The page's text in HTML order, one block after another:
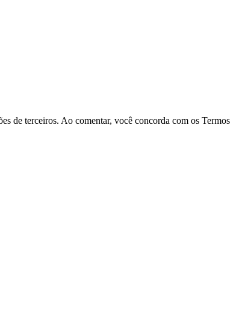
de terceiros. Ao comentar, você concorda com os Termos